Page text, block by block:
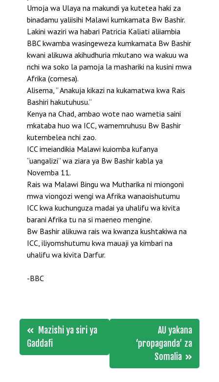
Umoja wa Ulaya na makundi ya kutetea haki za
binadamu yaliisihi Malawi kumkamata Bw Bashir.
Lakini waziri wa habari Patricia Kaliati aliiambia
BBC kwamba wasingeweza kumkamata Bw Bashir
kwani alikuwa akihudhuria mkutano wa wakuu wa
nchi wa soko la pamoja la mashariki na kusini mwa
Afrika (comesa).
Alisema, ” Anakuja kikazi na kukamatwa kwa Rais
Bashiri hakutuhusu.”
Kenya na Chad, ambao wote nao wametia saini
mkataba huo wa ICC, wamemruhusu Bw Bashir
kutembelea nchi zao.
ICC imeiandikia Malawi kuiomba kufanya
“uangalizi” wa ziara ya Bw Bashir kabla ya
Novemba 11.
Rais wa Malawi Bingu wa Mutharika ni miongoni
mwa viongozi wengi wa Afrika wanaoishutumu
ICC kwa kuchunguza madai ya uhalifu wa kivita
barani Afrika tu na si maeneo mengine.
Bw Bashir alikuwa rais wa kwanza kushtakiwa na
ICC, iliyomshutumu kwa mauaji ya kimbari na
uhalifu wa kivita Darfur.
-BBC
Post
navigation
Mazishi ya siri ya
Gaddafi
AU yakana
‘propaganda’ za
Somalia